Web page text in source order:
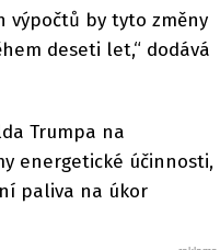
výpočtů by tyto změny
deseti let,“ dodává
Trumpa na
energetické účinnosti,
paliva na úkor